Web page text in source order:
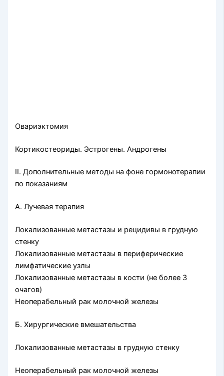
Овариэктомия
Кортикостеориды. Эстрогены. Андрогены
II. Дополнительные методы на фоне гормонотерапии
по показаниям
А. Лучевая терапия
Локализованные метастазы и рецидивы в грудную
стенку
Локализованные метастазы в периферические
лимфатические узлы
Локализованные метастазы в кости (не более 3
очагов)
Неоперабельный рак молочной железы
Б. Хирургические вмешательства
Локализованные метастазы в грудную стенку
Неоперабельный рак молочной железы